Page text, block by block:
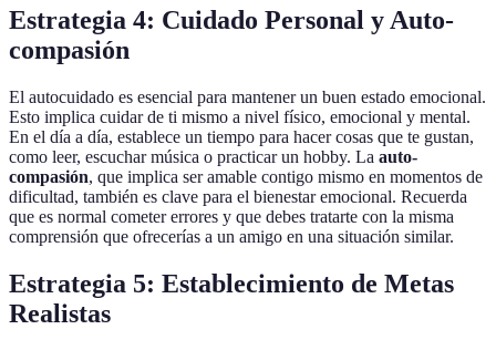
Estrategia 4: Cuidado Personal y Auto-
compasión
El autocuidado es esencial para mantener un buen estado emocional.
Esto implica cuidar de ti mismo a nivel físico, emocional y mental.
En el día a día, establece un tiempo para hacer cosas que te gustan,
como leer, escuchar música o practicar un hobby. La auto-
compasión, que implica ser amable contigo mismo en momentos de
dificultad, también es clave para el bienestar emocional. Recuerda
que es normal cometer errores y que debes tratarte con la misma
comprensión que ofrecerías a un amigo en una situación similar.
Estrategia 5: Establecimiento de Metas
Realistas